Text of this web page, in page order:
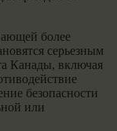
более
серьезным
Канады, включая
безопасности
или